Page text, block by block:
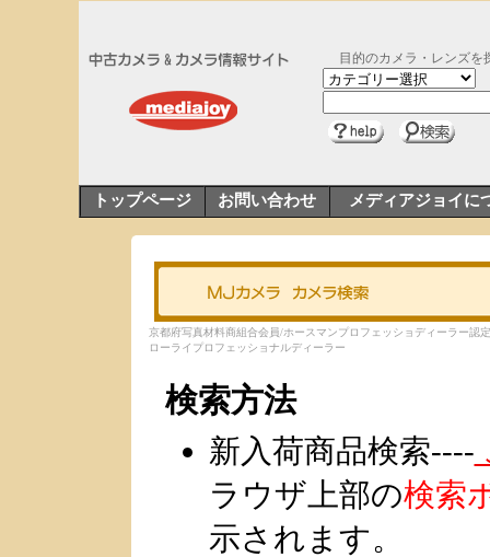
目的のカメラ・レンズを
トップページ お問い合わせ メディアジョイに
京都府写真材料商組合会員/ホースマンプロフェッショディーラー認
ローライプロフェッショナルディーラー
検索方法
新入荷商品検索----
ラウザ上部の検索
示されます。